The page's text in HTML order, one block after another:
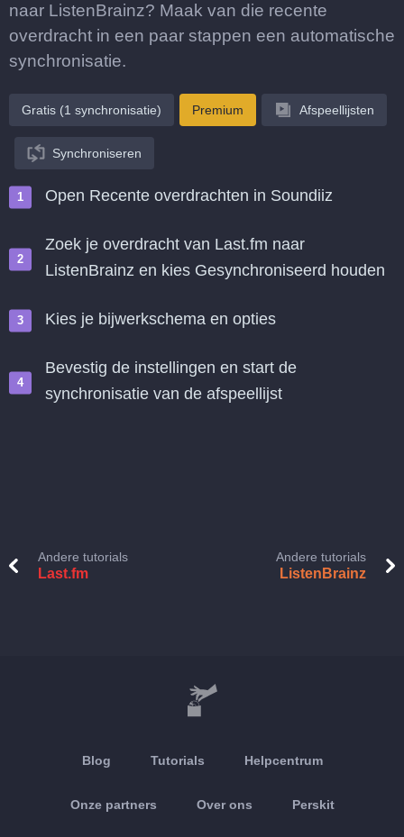
naar ListenBrainz? Maak van die recente
overdracht in een paar stappen een automatische
synchronisatie.
Gratis (1 synchronisatie) Premium Afspeellijsten
Synchroniseren
Open Recente overdrachten in Soundiiz
Zoek je overdracht van Last.fm naar
ListenBrainz en kies Gesynchroniseerd houden
Kies je bijwerkschema en opties
Bevestig de instellingen en start de
synchronisatie van de afspeellijst
Andere tutorials
Last.fm
Andere tutorials
ListenBrainz
Blog Tutorials Helpcentrum
Onze partners Over ons Perskit